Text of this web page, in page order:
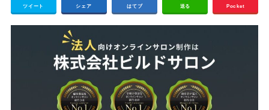
ツイート シェア はてブ 送る Pocket